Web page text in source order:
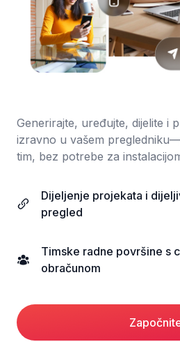
Generirajte, uređujte, dijelite i
izravno u vašem
tim, bez potrebe za
Dijeljenje projekata i
pregled
Timske radne površine s
obračunom